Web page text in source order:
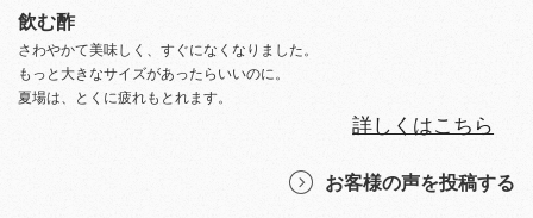
飲む酢
さわやかて美味しく、すぐになくなりました。
もっと大きなサイズがあったらいいのに。
夏場は、とくに疲れもとれます。
詳しくはこちら
お客様の声を投稿する